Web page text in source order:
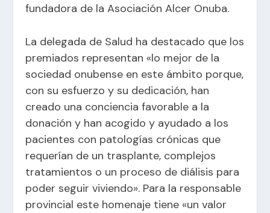
fundadora de la Asociación Alcer Onuba.
La delegada de Salud ha destacado que los
premiados representan «lo mejor de la
sociedad onubense en este ámbito porque,
con su esfuerzo y su dedicación, han
creado una conciencia favorable a la
donación y han acogido y ayudado a los
pacientes con patologías crónicas que
requerían de un trasplante, complejos
tratamientos o un proceso de diálisis para
poder seguir viviendo». Para la responsable
provincial este homenaje tiene «un valor